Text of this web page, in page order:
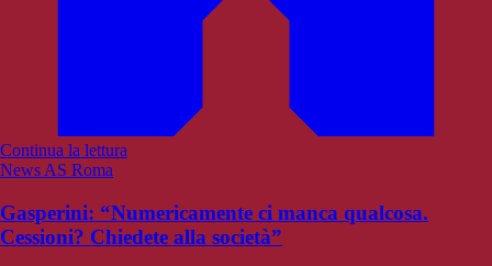
Continua la lettura
News AS Roma
Gasperini: “Numericamente ci manca qualcosa.
Cessioni? Chiedete alla società”